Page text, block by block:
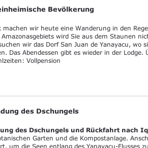
Bevölkerung
machen wir heute eine Wanderung in den
Amazonasgebiets wird Sie aus dem Staunen
wir das Dorf San Juan de Yanayacu, wo
Das Abendessen gibt es wieder in der Lodge.
Vollpension
des Dschungels
des Dschungels und Rückfahrt nach
Garten und die Kompostanlage.
um die Seen entlang des Yanayacu-Flusses